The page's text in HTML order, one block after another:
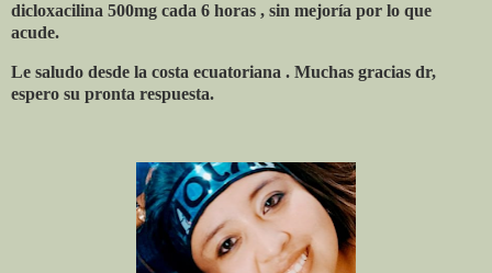
dicloxacilina 500mg cada 6 horas , sin mejoría por lo que
acude.
Le saludo desde la costa ecuatoriana . Muchas gracias dr,
espero su pronta respuesta.